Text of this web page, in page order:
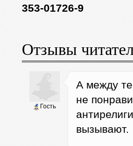
353-01726-9
Отзывы
Гость
А между
не
вызывают.